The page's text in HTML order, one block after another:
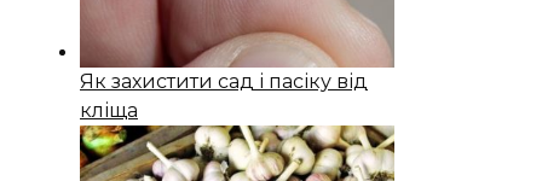
Як захистити сад і пасіку від
кліща